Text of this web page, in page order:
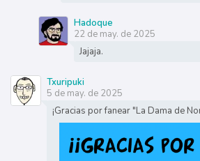
Hadoque
22 de may. de 2025
Jajaja.
Txuripuki
5 de may. de 2025
¡Gracias por fanear "La Dama de